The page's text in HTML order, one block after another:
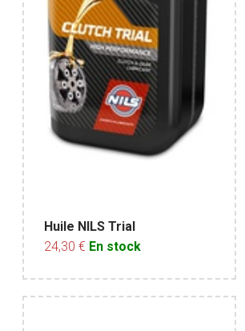
Huile NILS Trial
24,30 € En stock